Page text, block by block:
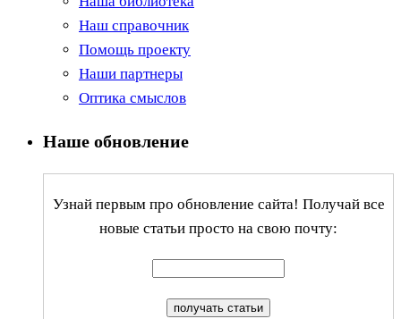
Наш справочник
Помощь проекту
Наши партнеры
Оптика смыслов
Наше обновление
Узнай первым про обновление сайта! Получай все
новые статьи просто на свою почту: